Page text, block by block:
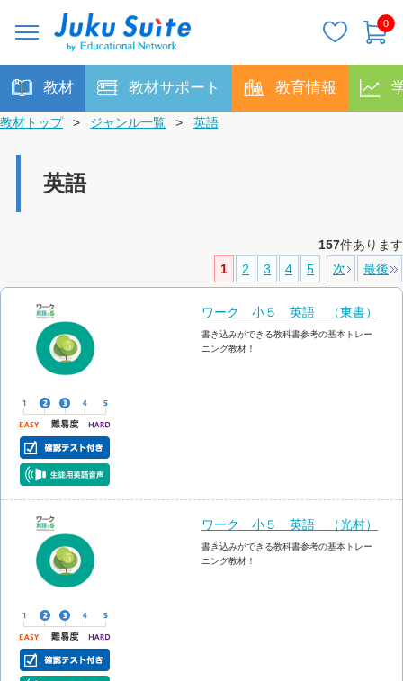
0
教材 教材サポート 教育情報
教材トップ > ジャンル一覧 > 英語
英語
157件あります
1
2 3 4 5 次 最後
ワーク 小５ 英語 （東書）
書き込みができる教科書参考の基本トレー
ニング教材！
ワーク 小５ 英語 （光村）
書き込みができる教科書参考の基本トレー
ニング教材！